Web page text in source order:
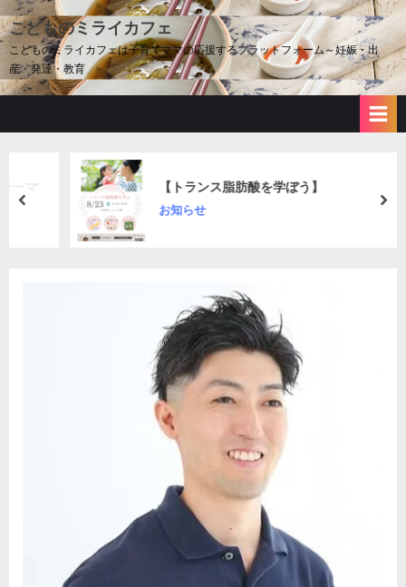
Skip
to
content
こどものミライカフェ
こどものミライカフェは子育てママの応援するプラットフォーム～妊娠・出
産・発達・教育
【トランス脂肪酸を学ぼう】
お知らせ
prev